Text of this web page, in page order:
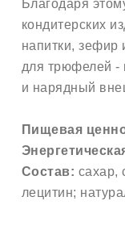
Благодаря
кондитерских
напитки, зефир
для трюфелей -
и нарядный
Пищевая
Состав: сахар,
лецитин;